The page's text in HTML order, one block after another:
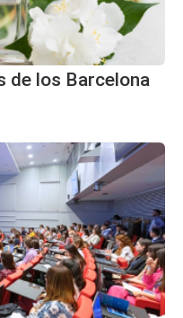
de los Barcelona